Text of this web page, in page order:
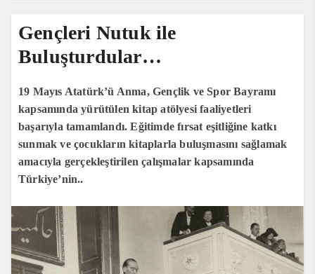
Gençleri Nutuk ile
Buluşturdular…
19 Mayıs Atatürk’ü Anma, Gençlik ve Spor Bayramı
kapsamında yürütülen kitap atölyesi faaliyetleri
başarıyla tamamlandı. Eğitimde fırsat eşitliğine katkı
sunmak ve çocukların kitaplarla buluşmasını sağlamak
amacıyla gerçekleştirilen çalışmalar kapsamında
Türkiye’nin..